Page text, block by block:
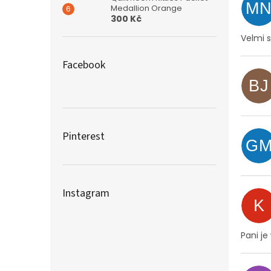
Medallion Orange
300 Kč
Facebook
Pinterest
Instagram
MN
Velmi
BJ
GM
K
Pani